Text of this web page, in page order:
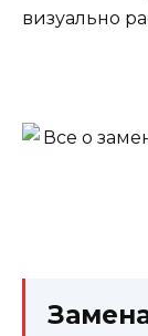
визуально